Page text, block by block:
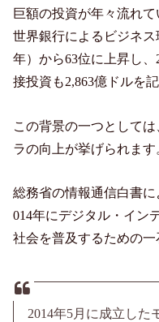
巨額の投資が年々流れ
世界銀行によるビジネ
年）から63位に上昇し
接投資も2,863億ドルを
この背景の一つとして
ラの向上が挙げられます
総務省の情報通信白書
014年にデジタル・イン
社会を普及するための一
2014年5月に成立した